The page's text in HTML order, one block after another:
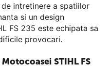
intretinere a spatiilor
si un design
FS 235 este echipata sa
provocari.
STIHL FS